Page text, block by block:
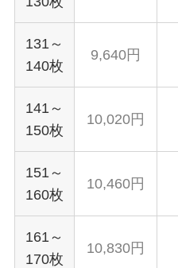
131～
140枚
9,640円
141～
150枚
10,020円
151～
160枚
10,460円
161～
170枚
10,830円